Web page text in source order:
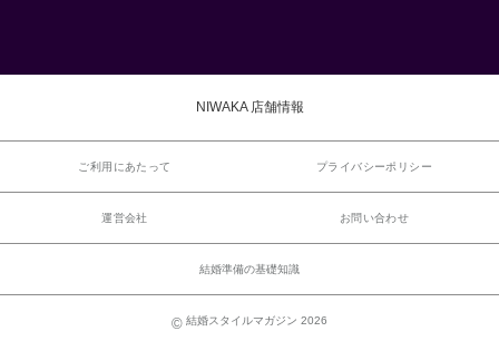
NIWAKA 店舗情報
ご利用にあたって プライバシーポリシー
運営会社 お問い合わせ
結婚準備の基礎知識
© 結婚スタイルマガジン 2026